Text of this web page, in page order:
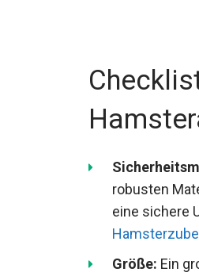
robusten
eine sichere
Größe: Ein